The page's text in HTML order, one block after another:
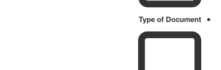
Type of Document